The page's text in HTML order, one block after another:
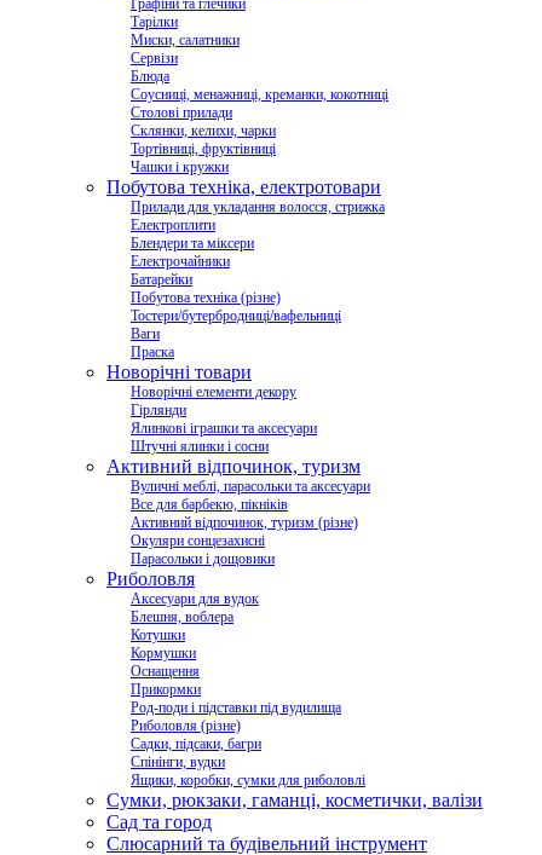
Графіни та глечики
Тарілки
Миски, салатники
Сервізи
Блюда
Соусниці, менажниці, креманки, кокотниці
Столові прилади
Склянки, келихи, чарки
Тортівниці, фруктівниці
Чашки і кружки
Побутова техніка, електротовари
Прилади для укладання волосся, стрижка
Електроплити
Блендери та міксери
Електрочайники
Батарейки
Побутова техніка (різне)
Тостери/бутербродниці/вафельниці
Ваги
Праска
Новорічні товари
Новорічні елементи декору
Гірлянди
Ялинкові іграшки та аксесуари
Штучні ялинки і сосни
Активний відпочинок, туризм
Вуличні меблі, парасольки та аксесуари
Все для барбекю, пікніків
Активний відпочинок, туризм (різне)
Окуляри сонцезахисні
Парасольки і дощовики
Риболовля
Аксесуари для вудок
Блешня, воблера
Котушки
Кормушки
Оснащення
Прикормки
Род-поди і підставки під вудилища
Риболовля (різне)
Садки, підсаки, багри
Спінінги, вудки
Ящики, коробки, сумки для риболовлі
Сумки, рюкзаки, гаманці, косметички, валізи
Сад та город
Слюсарний та будівельний інструмент